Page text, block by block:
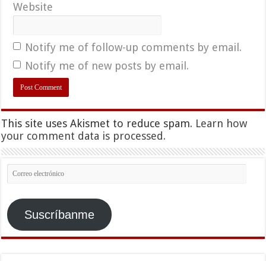
Website
Notify me of follow-up comments by email.
Notify me of new posts by email.
This site uses Akismet to reduce spam. Learn how
your comment data is processed.
Correo
electrónico
Suscríbanme